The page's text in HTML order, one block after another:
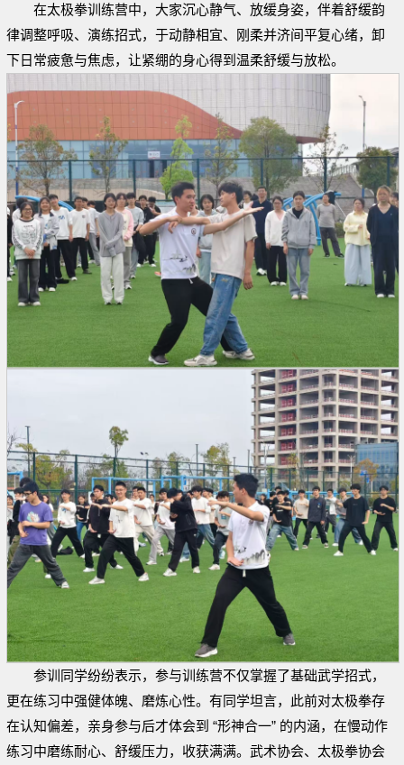
在太极拳训练营中，大家沉心静气、放缓身姿，伴着舒缓韵
律调整呼吸、演练招式，于动静相宜、刚柔并济间平复心绪，卸
下日常疲惫与焦虑，让紧绷的身心得到温柔舒缓与放松。
参训同学纷纷表示，参与训练营不仅掌握了基础武学招式，
更在练习中强健体魄、磨炼心性。有同学坦言，此前对太极拳存
在认知偏差，亲身参与后才体会到 “形神合一” 的内涵，在慢动作
练习中磨练耐心、舒缓压力，收获满满。武术协会、太极拳协会